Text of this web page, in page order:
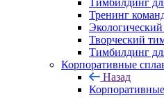
Тимбилдинг
Тренинг
Творческий
Тимбилдинг
Корпоративные
Назад